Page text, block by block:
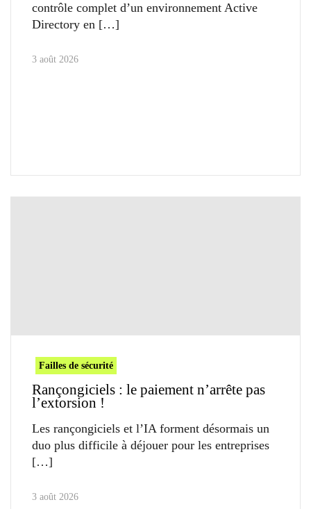
contrôle complet d’un environnement Active
Directory en
3 août 2026
Failles de sécurité
Rançongiciels : le paiement n’arrête pas
l’extorsion !
Les rançongiciels et l’IA forment désormais un
duo plus difficile à déjouer pour les entreprises
3 août 2026